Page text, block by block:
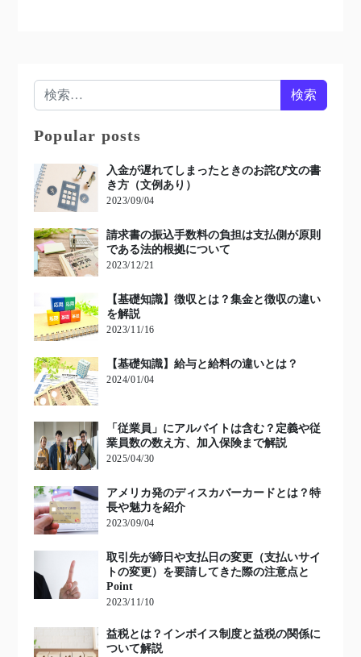
検索:
Popular posts
入金が遅れてしまったときのお詫び文の書
き方（文例あり）
2023/09/04
請求書の振込手数料の負担は支払側が原則
である法的根拠について
2023/12/21
【基礎知識】徴収とは？集金と徴収の違い
を解説
2023/11/16
【基礎知識】給与と給料の違いとは？
2024/01/04
「従業員」にアルバイトは含む？定義や従
業員数の数え方、加入保険まで解説
2025/04/30
アメリカ発のディスカバーカードとは？特
長や魅力を紹介
2023/09/04
取引先が締日や支払日の変更（支払いサイ
トの変更）を要請してきた際の注意点と
Point
2023/11/10
益税とは？インボイス制度と益税の関係に
ついて解説